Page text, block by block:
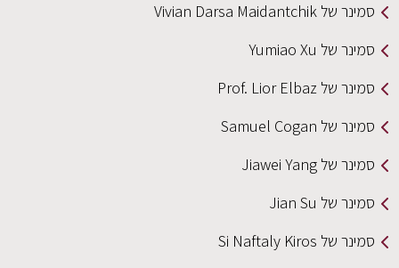
סמינר של Vivian Darsa Maidantchik
סמינר של Yumiao Xu
סמינר של Prof. Lior Elbaz
סמינר של Samuel Cogan
סמינר של Jiawei Yang
סמינר של Jian Su
סמינר של Si Naftaly Kiros